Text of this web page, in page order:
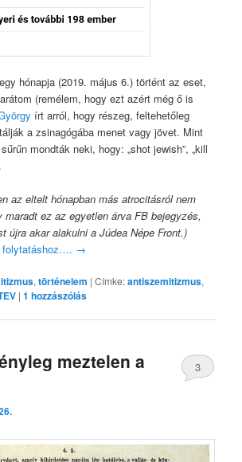
hónapja (2019. május 6.) történt az eset,
(remélem, hogy ezt azért még ő is
írt arról, hogy részeg, feltehetőleg
a zsinagógába menet vagy jövet. Mint
mondták neki, hogy:„shot jewish”, „kill
az eltelt hónapban másatrocitásról nem
ez az egyetlen árva FB bejegyzés,
újra akar alakulni a Júdea Népe Front.)
folytatáshoz…. →
,történelem |Címke:antiszemitizmus,
|1 hozzászólás
meztelen a
3